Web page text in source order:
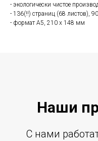
- экологически чистое
- 136(!!) страниц (68 листов),
- формат A5, 210 x 148 мм
Наши
С нами